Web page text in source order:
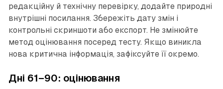
редакційну й технічну перевірку, додайте природні
внутрішні посилання. Збережіть дату змін і
контрольні скриншоти або експорт. Не змінюйте
метод оцінювання посеред тесту. Якщо виникла
нова критична інформація, зафіксуйте її окремо.
Дні 61–90: оцінювання